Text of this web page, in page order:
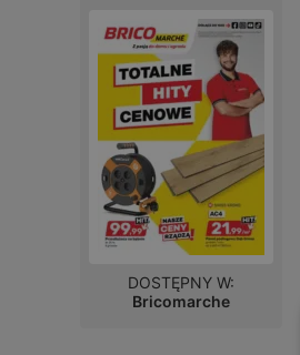
DOSTĘPNY W:
Bricomarche